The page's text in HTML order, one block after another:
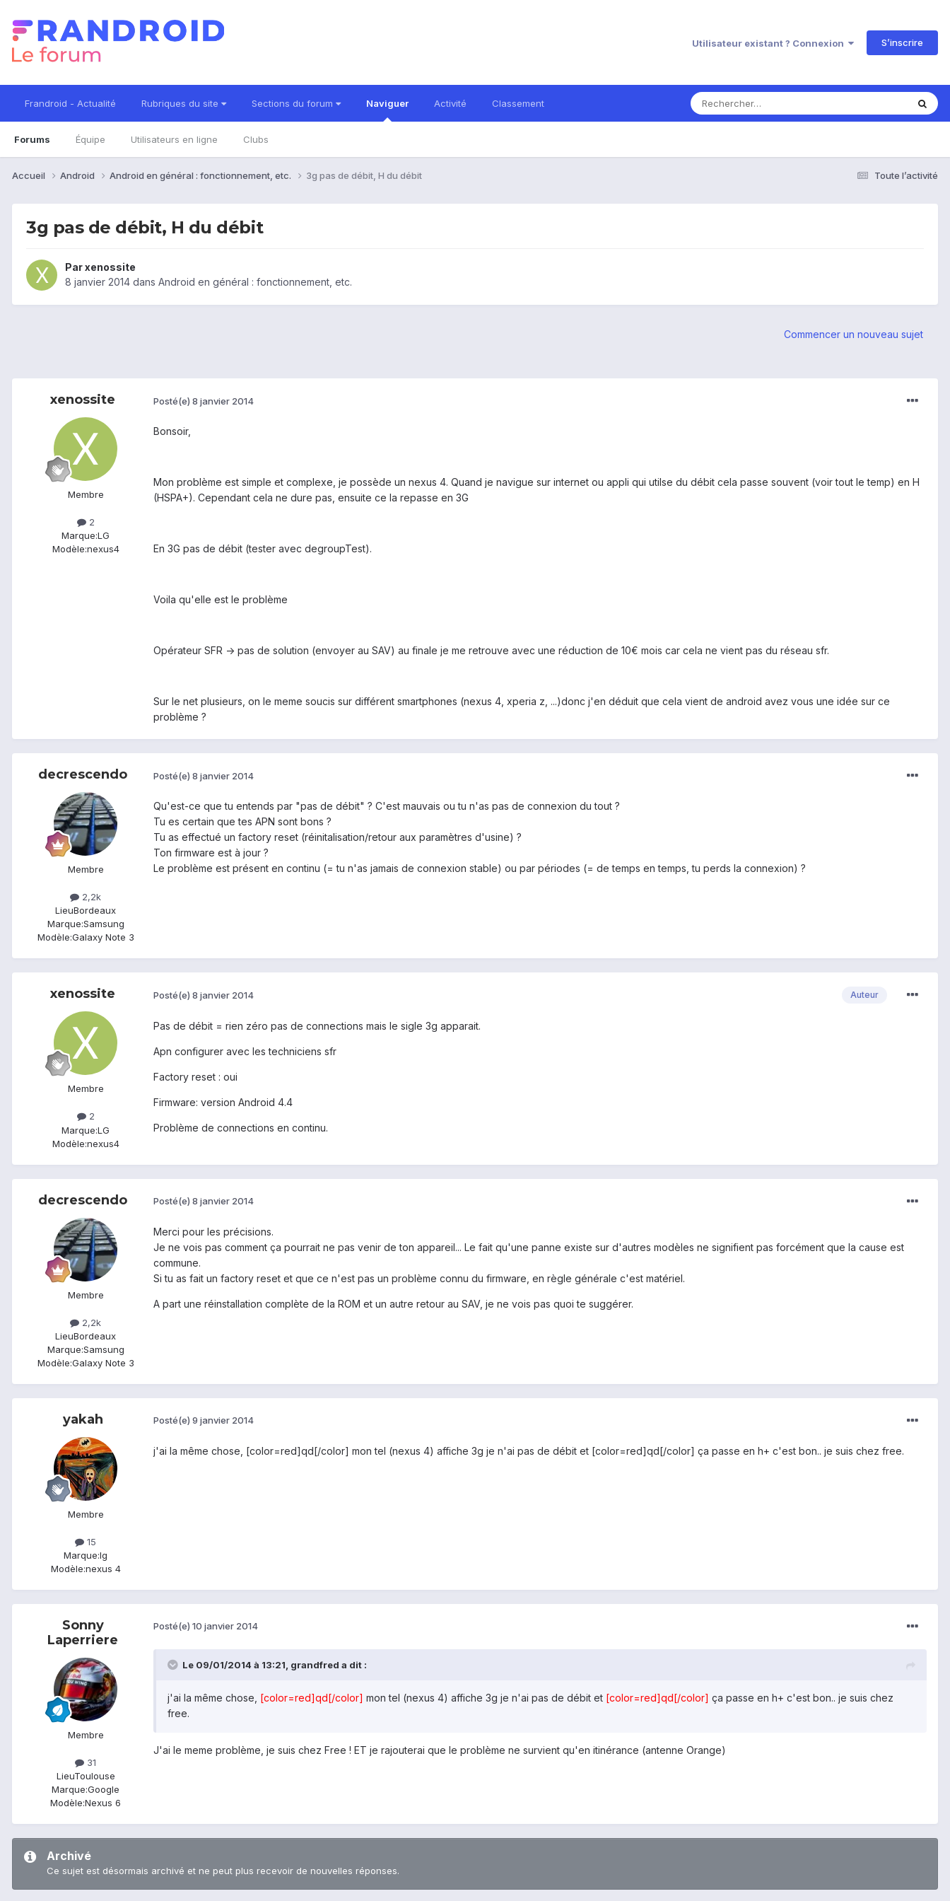
Utilisateur existant ? Connexion S’inscrire
Frandroid - Actualité Rubriques du site Sections du forum Naviguer
Forums Équipe Utilisateurs en ligne Clubs
Activité Classement
Toute l’activité
Accueil Android Android en général : fonctionnement, etc. 3g pas de débit, H du débit
3g pas de débit, H du débit
Parxenossite
8 janvier 2014 dans Android en général : fonctionnement, etc.
Commencer un nouveau sujet
xenossite
Membre
2
Marque:LG
Modèle:nexus4
Posté(e) 8 janvier 2014
Bonsoir,
Mon problème est simple et complexe, je possède un nexus 4. Quand je navigue sur internet ou appli qui utilse du débit cela passe souvent (voir tout le temp) en H
(HSPA+). Cependant cela ne dure pas, ensuite ce la repasse en 3G
En 3G pas de débit (tester avec degroupTest).
Voila qu'elle est le problème
Opérateur SFR -> pas de solution (envoyer au SAV) au finale je me retrouve avec une réduction de 10€ mois car cela ne vient pas du réseau sfr.
Sur le net plusieurs, on le meme soucis sur différent smartphones (nexus 4, xperia z, ...)donc j'en déduit que cela vient de android avez vous une idée sur ce
problème ?
decrescendo
Membre
2,2k
LieuBordeaux
Marque:Samsung
Modèle:Galaxy Note 3
Posté(e) 8 janvier 2014
Qu'est-ce que tu entends par "pas de débit" ? C'est mauvais ou tu n'as pas de connexion du tout ?
Tu es certain que tes APN sont bons ?
Tu as effectué un factory reset (réinitalisation/retour aux paramètres d'usine) ?
Ton firmware est à jour ?
Le problème est présent en continu (= tu n'as jamais de connexion stable) ou par périodes (= de temps en temps, tu perds la connexion) ?
xenossite
Membre
2
Marque:LG
Modèle:nexus4
Auteur
Posté(e) 8 janvier 2014
Pas de débit = rien zéro pas de connections mais le sigle 3g apparait.
Apn configurer avec les techniciens sfr
Factory reset : oui
Firmware: version Android 4.4
Problème de connections en continu.
decrescendo
Membre
2,2k
LieuBordeaux
Marque:Samsung
Modèle:Galaxy Note 3
Posté(e) 8 janvier 2014
Merci pour les précisions.
Je ne vois pas comment ça pourrait ne pas venir de ton appareil... Le fait qu'une panne existe sur d'autres modèles ne signifient pas forcément que la cause est
commune.
Si tu as fait un factory reset et que ce n'est pas un problème connu du firmware, en règle générale c'est matériel.
A part une réinstallation complète de la ROM et un autre retour au SAV, je ne vois pas quoi te suggérer.
yakah
Membre
15
Marque:lg
Modèle:nexus 4
Posté(e) 9 janvier 2014
j'ai la même chose, [color=red]qd[/color] mon tel (nexus 4) affiche 3g je n'ai pas de débit et [color=red]qd[/color] ça passe en h+ c'est bon.. je suis chez free.
Sonny
Laperriere
Membre
31
LieuToulouse
Marque:Google
Modèle:Nexus 6
Posté(e) 10 janvier 2014
Le 09/01/2014 à 13:21, grandfred a dit :
j'ai la même chose, [color=red]qd[/color] mon tel (nexus 4) affiche 3g je n'ai pas de débit et [color=red]qd[/color] ça passe en h+ c'est bon.. je suis chez
free.
J'ai le meme problème, je suis chez Free ! ET je rajouterai que le problème ne survient qu'en itinérance (antenne Orange)
Archivé
Ce sujet est désormais archivé et ne peut plus recevoir de nouvelles réponses.